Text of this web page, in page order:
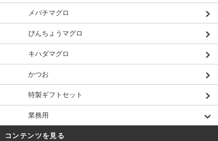
メバチマグロ
びんちょうマグロ
キハダマグロ
かつお
特製ギフトセット
業務用
コンテンツを見る